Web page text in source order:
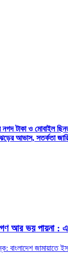
নগদ টাকা ও মোবাইল
আভাস, সতর্কতা জারি
আর ভয় পায়না :
জামায়াতে